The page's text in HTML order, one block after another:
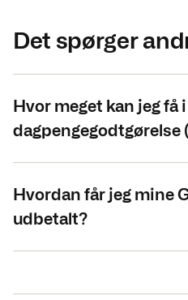
Det spørger
Hvor meget kan jeg få i
dagpengegodtgørelse
Hvordan får jeg mine
udbetalt?